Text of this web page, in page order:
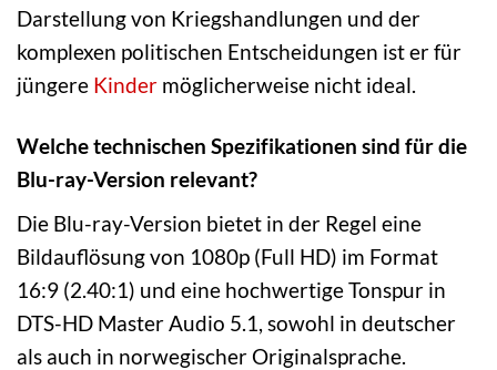
Darstellung von Kriegshandlungen und der
komplexen politischen Entscheidungen ist er für
jüngere Kinder möglicherweise nicht ideal.
Welche technischen Spezifikationen sind für die
Blu-ray-Version relevant?
Die Blu-ray-Version bietet in der Regel eine
Bildauflösung von 1080p (Full HD) im Format
16:9 (2.40:1) und eine hochwertige Tonspur in
DTS-HD Master Audio 5.1, sowohl in deutscher
als auch in norwegischer Originalsprache.